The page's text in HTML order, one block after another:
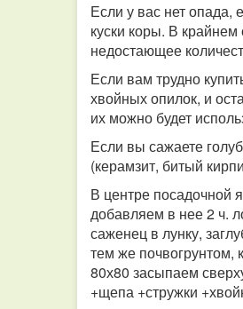
Если у вас нет
куски коры. В
недостающее
Если вам трудно
хвойных опилок, и
их можно будет
Если вы сажаете
(керамзит, битый
В центре посадочной
добавляем в нее 2 ч.
саженец в лунку,
тем же почвогрунтом,
80х80 засыпаем
+щепа +стружки